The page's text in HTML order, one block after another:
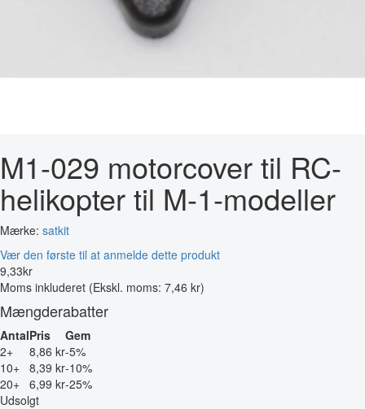
M1-029 motorcover til RC-
helikopter til M-1-modeller
Mærke: satkit
Vær den første til at anmelde dette produkt
9,33kr
Moms inkluderet (Ekskl. moms: 7,46 kr)
Mængderabatter
AntalPris
Gem
2+
8,86 kr-5%
10+ 8,39 kr-10%
20+ 6,99 kr-25%
Udsolgt